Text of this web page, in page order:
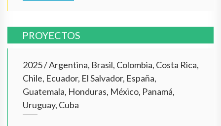
PROYECTOS
2025/Argentina, Brasil, Colombia, Costa Rica,
Chile, Ecuador, El Salvador, España,
Guatemala, Honduras, México, Panamá,
Uruguay, Cuba